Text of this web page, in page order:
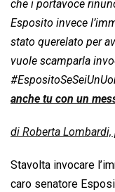
o
k
p
p
I
n
che i portavoce
Esposito invece
stato querelato per
vuole scamparla
anche tu con un
di Roberta
Stavolta invocare
caro senatore